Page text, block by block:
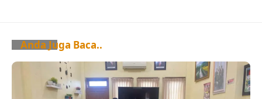
Anda Juga Baca..